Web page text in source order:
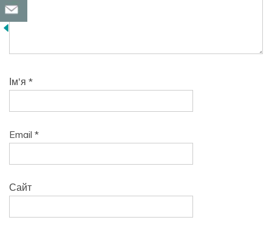
Ім'я *
Email *
Сайт